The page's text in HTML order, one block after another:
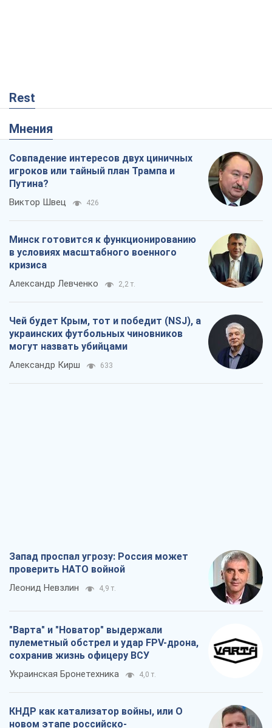
Rest
Мнения
Совпадение интересов двух циничных
игроков или тайный план Трампа и
Путина?
Виктор Швец 426
Минск готовится к функционированию
в условиях масштабного военного
кризиса
Александр Левченко 2,2 т.
Чей будет Крым, тот и победит (NSJ), а
украинских футбольных чиновников
могут назвать убийцами
Александр Кирш 633
Запад проспал угрозу: Россия может
проверить НАТО войной
Леонид Невзлин 4,9 т.
"Варта" и "Новатор" выдержали
пулеметный обстрел и удар FPV-дрона,
сохранив жизнь офицеру ВСУ
Украинская Бронетехника 4,0 т.
КНДР как катализатор войны, или О
новом этапе российско-